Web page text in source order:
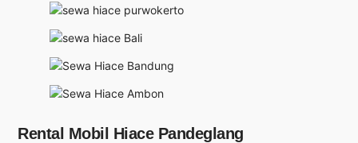
Rental Mobil Hiace Pandeglang